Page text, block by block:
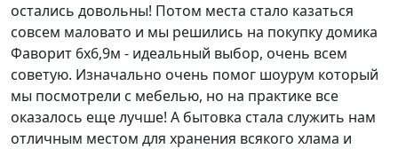
остались довольны! Потом места стало казаться
совсем маловато и мы решились на покупку домика
Фаворит 6х6,9м - идеальный выбор, очень всем
советую. Изначально очень помог шоурум который
мы посмотрели с мебелью, но на практике все
оказалось еще лучше! А бытовка стала служить нам
отличным местом для хранения всякого хлама и